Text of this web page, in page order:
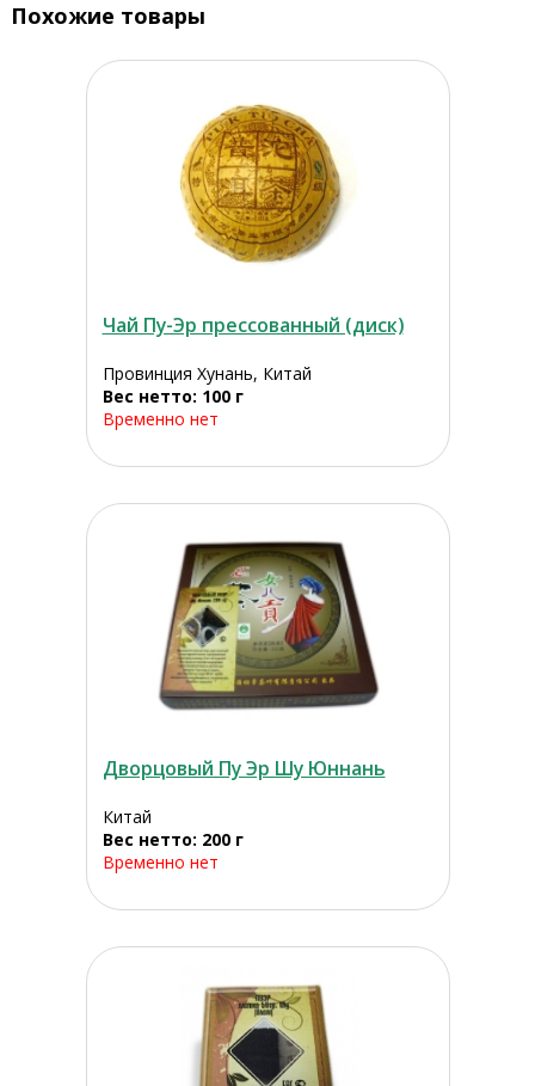
Похожие товары
Чай Пу-Эр прессованный (диск)
Провинция Хунань, Китай
Вес нетто: 100 г
Временно нет
Дворцовый Пу Эр Шу Юннань
Китай
Вес нетто: 200 г
Временно нет